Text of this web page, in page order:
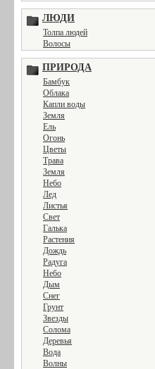
ЛЮДИ
Толпа людей
Волосы
ПРИРОДА
Бамбук
Облака
Капли воды
Земля
Ель
Огонь
Цветы
Трава
Земля
Небо
Лед
Листья
Свет
Галька
Растения
Дождь
Радуга
Небо
Дым
Снег
Грунт
Звезды
Солома
Деревья
Вода
Волны